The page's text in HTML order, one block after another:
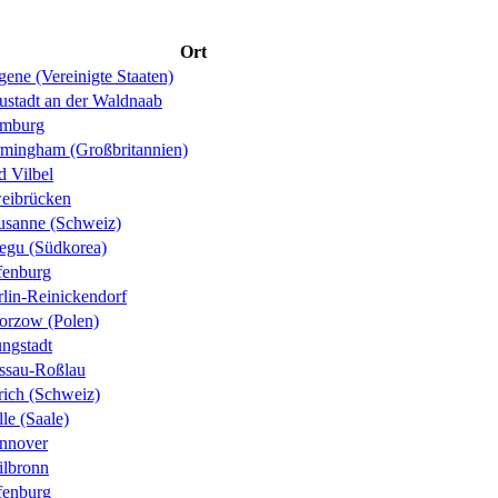
Ort
(Vereinigte Staaten)
an der Waldnaab
(Großbritannien)
Vilbel
(Schweiz)
(Südkorea)
Reinickendorf
(Polen)
Roßlau
(Schweiz)
(Saale)